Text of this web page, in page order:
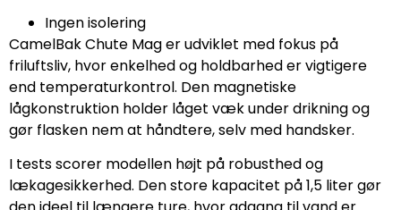
Ingen isolering
CamelBak Chute Mag er udviklet med fokus på
friluftsliv, hvor enkelhed og holdbarhed er vigtigere
end temperaturkontrol. Den magnetiske
lågkonstruktion holder låget væk under drikning og
gør flasken nem at håndtere, selv med handsker.
I tests scorer modellen højt på robusthed og
lækagesikkerhed. Den store kapacitet på 1,5 liter gør